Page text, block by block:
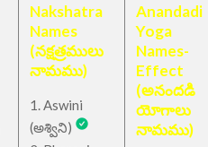
Nakshatra
Names
(నక్షత్రములు
నామము)
1. Aswini
(అశ్విని)
Anandadi
Yoga
Names-
Effect
(అనందడి
యోగాలు
నామము)